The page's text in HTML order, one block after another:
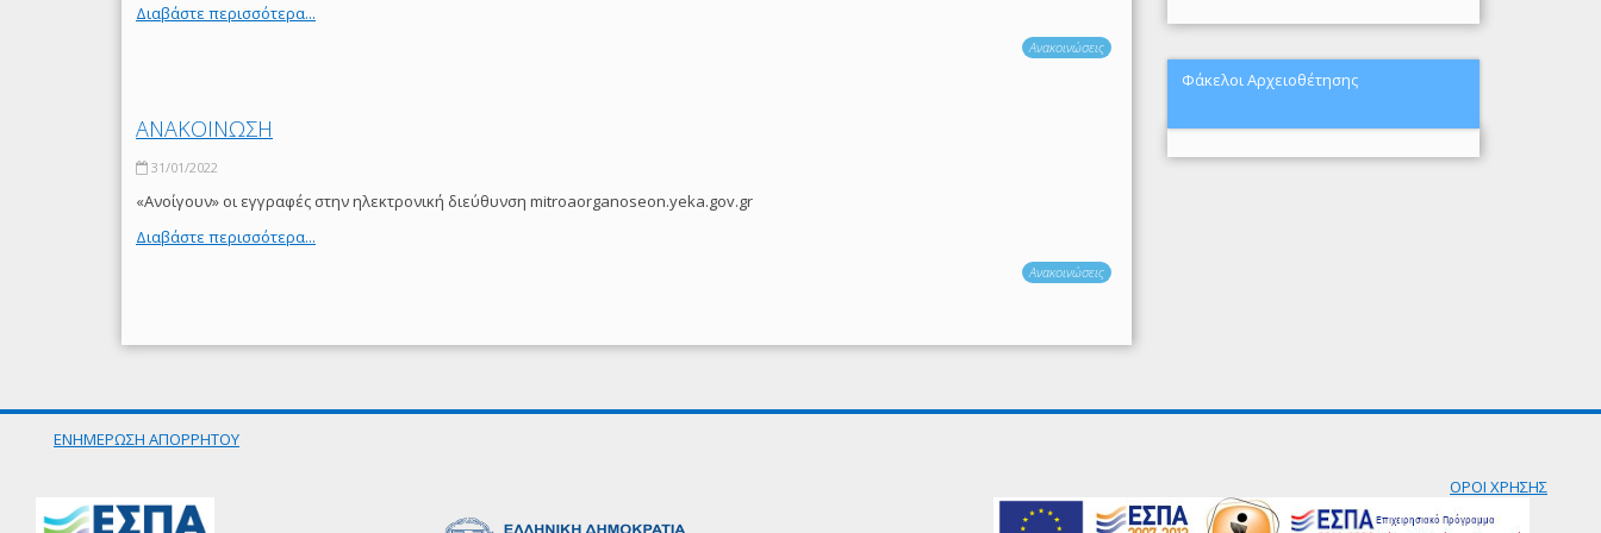
Διαβάστε περισσότερα...
Ανακοινώσεις
ΑΝΑΚΟΙΝΩΣΗ
31/01/2022
«Ανοίγουν» οι εγγραφές στην ηλεκτρονική διεύθυνση mitroaorganoseon.yeka.gov.gr
Διαβάστε περισσότερα...
Ανακοινώσεις
Φάκελοι Αρχειοθέτησης
ΕΝΗΜΕΡΩΣΗ ΑΠΟΡΡΗΤΟΥ
ΟΡΟΙ ΧΡΗΣΗΣ